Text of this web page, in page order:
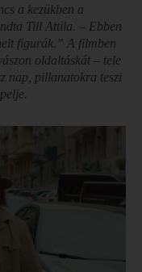
a kezükben a
Till Attila. – Ebben
figurák.” A filmben
oldaltáskát – tele
nap, pillanatokra teszi